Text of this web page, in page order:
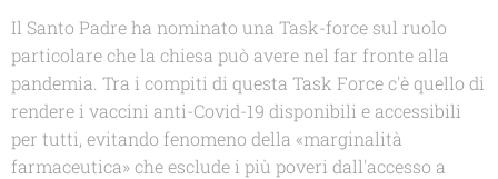
Il Santo Padre ha nominato una Task-force sul ruolo
particolare che la chiesa può avere nel far fronte alla
pandemia. Tra i compiti di questa Task Force c'è quello di
rendere i vaccini anti-Covid-19 disponibili e accessibili
per tutti, evitando fenomeno della «marginalità
farmaceutica» che esclude i più poveri dall'accesso a